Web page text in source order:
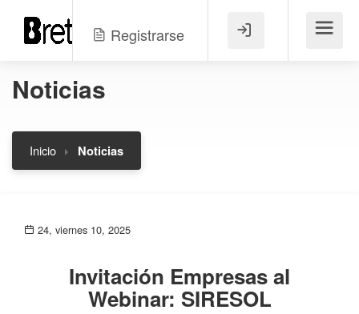
Registrarse Menú
Noticias
Inicio Noticias
24, viernes 10, 2025
Invitación Empresas al
Webinar: SIRESOL